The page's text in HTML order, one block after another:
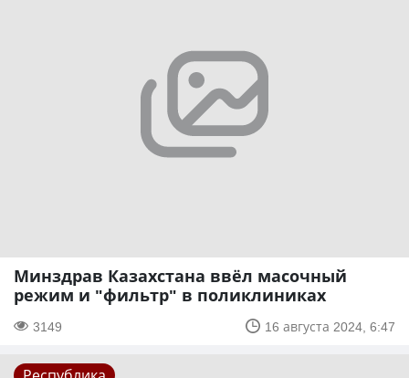
Минздрав Казахстана ввёл масочный
режим и "фильтр" в поликлиниках
3149 16 августа 2024, 6:47